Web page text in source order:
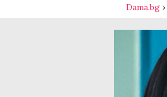
Dama.bg ›